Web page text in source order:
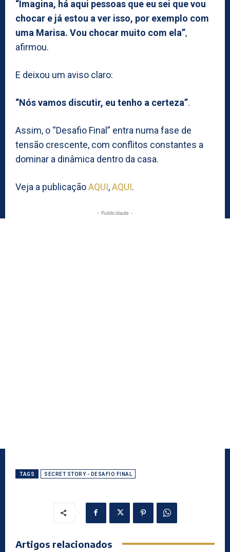
“Imagina, há aqui pessoas que eu sei que vou
chocar e já estou a ver isso, por exemplo com
uma Marisa. Vou chocar muito com ela”,
afirmou.
E deixou um aviso claro:
“Nós vamos discutir, eu tenho a certeza”.
Assim, o “Desafio Final” entra numa fase de
tensão crescente, com conflitos constantes a
dominar a dinâmica dentro da casa.
Veja a publicaçãoAQUI,AQUI.
- Publicidade -
TAGS SECRET STORY - DESAFIO FINAL
Artigos relacionados